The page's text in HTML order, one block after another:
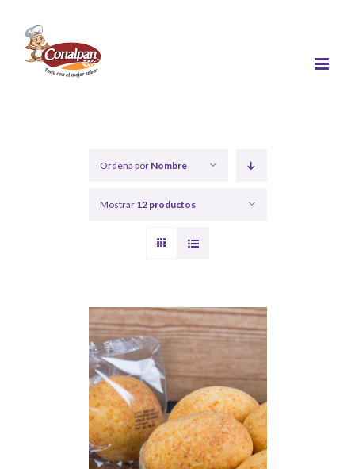
contenido
Ordena por Nombre
Mostrar 12 productos
DETALLES